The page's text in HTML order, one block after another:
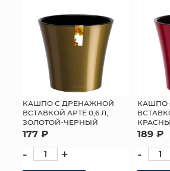
КАШПО С ДРЕНАЖНОЙ
ВСТАВКОЙ АРТЕ 0,6 Л,
ЗОЛОТОЙ-ЧЕРНЫЙ
177 ₽
- +
КАШПО
189 ₽
-